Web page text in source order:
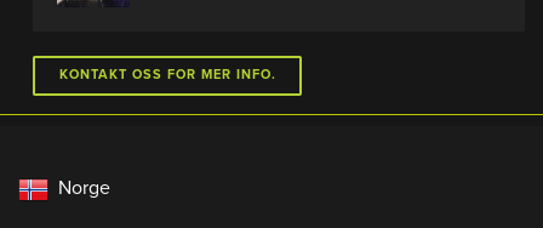
KONTAKT OSS FOR MER INFO.
Norge